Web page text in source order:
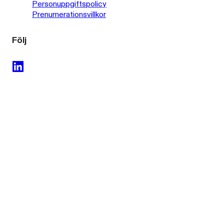
Personuppgiftspolicy
Prenumerationsvillkor
Följ